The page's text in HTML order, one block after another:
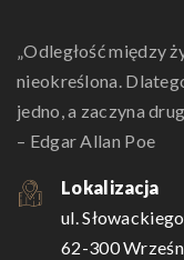
„Odległość między
nieokreślona.
jedno, a zaczyna
– Edgar Allan Poe
Lokalizacja
ul.
62-300